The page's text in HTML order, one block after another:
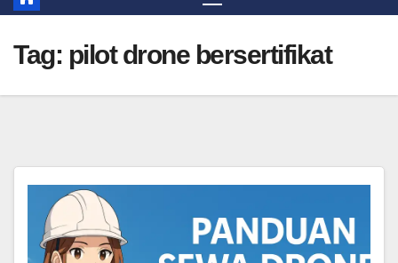
Tag: pilot drone bersertifikat